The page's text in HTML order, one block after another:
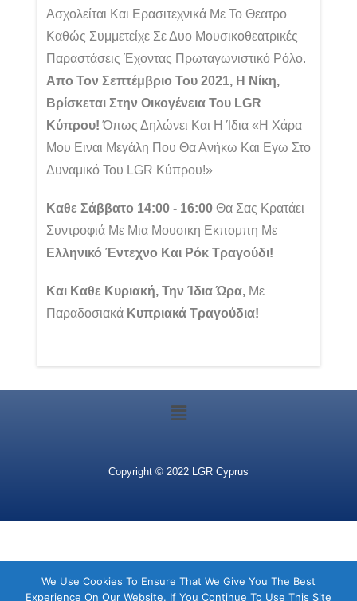
Ασχολείται Και Ερασιτεχνικά Με Το Θεατρο
Καθώς Συμμετείχε Σε Δυο Μουσικοθεατρικές
Παραστάσεις Έχοντας Πρωταγωνιστικό Ρόλο.
Απο Τον Σεπτέμβριο Του 2021, Η Νίκη,
Βρίσκεται Στην Οικογένεια Του LGR
Κύπρου! Όπως Δηλώνει Και Η Ίδια «Η Χάρα
Μου Ειναι Μεγάλη Που Θα Ανήκω Και Εγω Στο
Δυναμικό Του LGR Κύπρου!»
Καθε Σάββατο 14:00 - 16:00 Θα Σας Κρατάει
Συντροφιά Με Μια Μουσικη Εκπομπη Με
Ελληνικό Έντεχνο Και Ρόκ Τραγούδι!
Και Καθε Κυριακή, Την Ίδια Ώρα, Με
Παραδοσιακά Κυπριακά Τραγούδια!
Copyright © 2022 LGR Cyprus
We Use Cookies To Ensure That We Give You The Best
Experience On Our Website. If You Continue To Use This Site